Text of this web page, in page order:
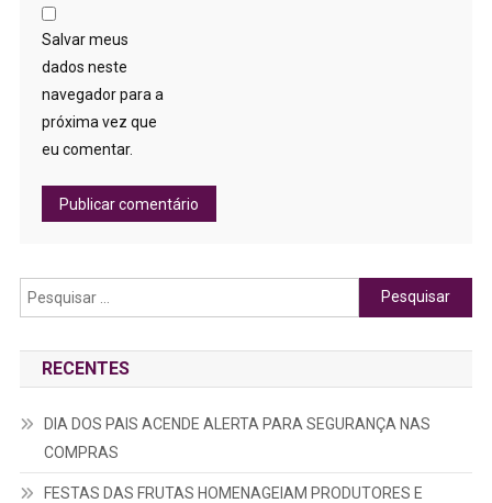
Salvar meus
dados neste
navegador para a
próxima vez que
eu comentar.
Pesquisar
por:
RECENTES
DIA DOS PAIS ACENDE ALERTA PARA SEGURANÇA NAS
COMPRAS
FESTAS DAS FRUTAS HOMENAGEIAM PRODUTORES E